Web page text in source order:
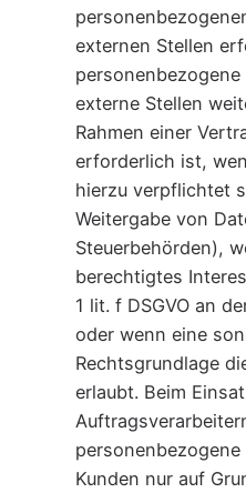
externen Stellen
externe Stellen
Rahmen einer
erforderlich ist,
hierzu verpflichtet
Weitergabe von
Steuerbehörden),
berechtigtes
1 lit. f DSGVO an
oder wenn eine
Rechtsgrundlage
erlaubt. Beim
Kunden nur auf